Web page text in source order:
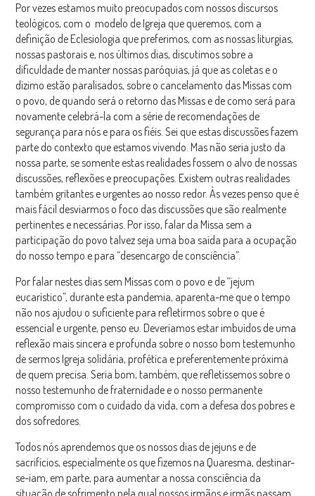
Por vezes estamos muito preocupados com nossos discursos
teológicos, com o modelo de Igreja que queremos, com a
definição de Eclesiologia que preferimos, com as nossas liturgias,
nossas pastorais e, nos últimos dias, discutimos sobre a
dificuldade de manter nossas paróquias, já que as coletas e o
dízimo estão paralisados, sobre o cancelamento das Missas com
o povo, de quando será o retorno das Missas e de como será para
novamente celebrá-la com a série de recomendações de
segurança para nós e para os fiéis. Sei que estas discussões fazem
parte do contexto que estamos vivendo. Mas não seria justo da
nossa parte, se somente estas realidades fossem o alvo de nossas
discussões, reflexões e preocupações. Existem outras realidades
também gritantes e urgentes ao nosso redor. Às vezes penso que é
mais fácil desviarmos o foco das discussões que são realmente
pertinentes e necessárias. Por isso, falar da Missa sem a
participação do povo talvez seja uma boa saída para a ocupação
do nosso tempo e para “desencargo de consciência”.
Por falar nestes dias sem Missas com o povo e de “jejum
eucarístico”, durante esta pandemia, aparenta-me que o tempo
não nos ajudou o suficiente para refletirmos sobre o que é
essencial e urgente, penso eu. Deveríamos estar imbuídos de uma
reflexão mais sincera e profunda sobre o nosso bom testemunho
de sermos Igreja solidária, profética e preferentemente próxima
de quem precisa. Seria bom, também, que refletíssemos sobre o
nosso testemunho de fraternidade e o nosso permanente
compromisso com o cuidado da vida, com a defesa dos pobres e
dos sofredores.
Todos nós aprendemos que os nossos dias de jejuns e de
sacrifícios, especialmente os que fizemos na Quaresma, destinar-
se-iam, em parte, para aumentar a nossa consciência da